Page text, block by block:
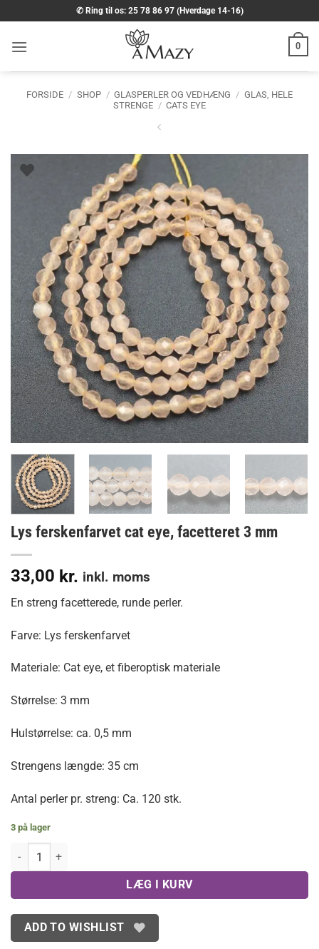
til
indhold
✆ Ring til os: 25 78 86 97 (Hverdage 14-16)
0
FORSIDE / SHOP / GLASPERLER OG VEDHÆNG / GLAS, HELE
STRENGE / CATS EYE
Lys ferskenfarvet cat eye, facetteret 3 mm
33,00 kr. inkl. moms
En streng facetterede, runde perler.
Farve: Lys ferskenfarvet
Materiale: Cat eye, et fiberoptisk materiale
Størrelse: 3 mm
Hulstørrelse: ca. 0,5 mm
Strengens længde: 35 cm
Antal perler pr. streng: Ca. 120 stk.
3 på lager
Lys ferskenfarvet cat eye, facetteret 3 mm antal
LÆG I KURV
ADD TO WISHLIST